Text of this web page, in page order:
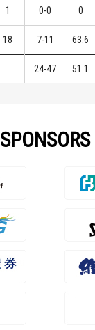
1 0-0 0
18 7-11 63.6
24-47 51.1
SPONSORS